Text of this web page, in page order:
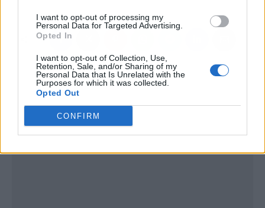
I want to opt-out of processing my
Personal Data for Targeted Advertising.
Opted In
I want to opt-out of Collection, Use,
Retention, Sale, and/or Sharing of my
Personal Data that Is Unrelated with the
Purposes for which it was collected.
Opted Out
CONFIRM